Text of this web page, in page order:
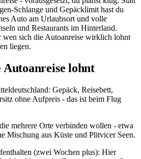
Schlange und Gepäcklimit hast du
Auto am Urlaubsort und volle
und Restaurants im Hinterland.
wen sich die Autoanreise wirklich lohnt
liegen.
Autoanreise lohnt
Gepäck, Reisebett,
ohne Aufpreis - das ist beim Flug
mehrere Orte verbinden wollen - etwa
Mischung aus Küste und Plitvicer Seen.
(zwei Wochen plus): Hier